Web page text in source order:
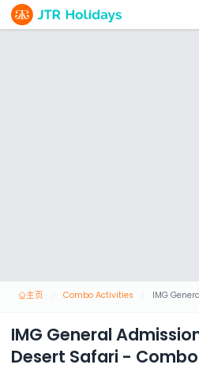
主页 Combo Activities
IMG General
Desert Safari - Combo